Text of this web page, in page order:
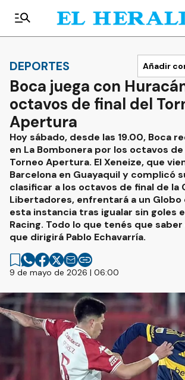
DEPORTES Añadir
Boca juega con
octavos de final del
Apertura
Hoy sábado, desde las 19.00, Boca
en La Bombonera por los octavos
Torneo Apertura. El Xeneize, que
Barcelona en Guayaquil y complicó
clasificar a los octavos de final de la
Libertadores, enfrentará a un Globo
esta instancia tras igualar sin goles
Racing. Todo lo que tenés que
que dirigirá Pablo Echavarría.
9 de mayo de 2026 | 06:00